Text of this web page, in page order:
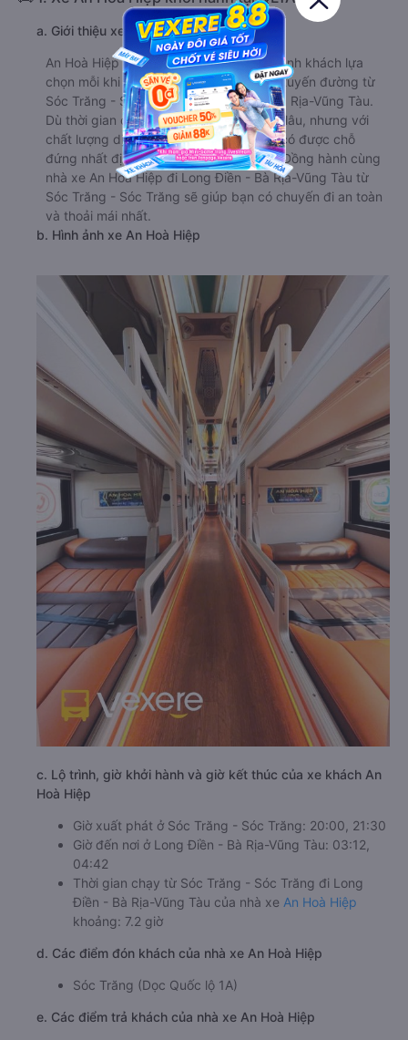
a. Giới thiệu xe An Hoà Hiệp
An Hoà Hiệp hiện nay được đông đảo hành khách lựa
chọn mỗi khi có nhu cầu di chuyển trên tuyến đường từ
Sóc Trăng - Sóc Trăng đi Long Điền - Bà Rịa-Vũng Tàu.
Dù thời gian chính thức hoạt động chưa lâu, nhưng với
chất lượng dịch vụ vượt trội, nhà xe đã có được chỗ
đứng nhất định trong lòng khách hàng. Đồng hành cùng
nhà xe An Hoà Hiệp đi Long Điền - Bà Rịa-Vũng Tàu từ
Sóc Trăng - Sóc Trăng sẽ giúp bạn có chuyến đi an toàn
và thoải mái nhất.
b. Hình ảnh xe An Hoà Hiệp
c. Lộ trình, giờ khởi hành và giờ kết thúc của xe khách An
Hoà Hiệp
Giờ xuất phát ở Sóc Trăng - Sóc Trăng: 20:00, 21:30
Giờ đến nơi ở Long Điền - Bà Rịa-Vũng Tàu: 03:12,
04:42
Thời gian chạy từ Sóc Trăng - Sóc Trăng đi Long
Điền - Bà Rịa-Vũng Tàu của nhà xe An Hoà Hiệp
khoảng: 7.2 giờ
d. Các điểm đón khách của nhà xe An Hoà Hiệp
Sóc Trăng (Dọc Quốc lộ 1A)
e. Các điểm trả khách của nhà xe An Hoà Hiệp